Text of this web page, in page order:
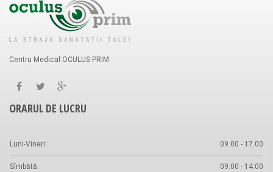
Centru Medical OCULUS PRIM
ORARUL DE LUCRU
Luni-Vineri: 09.00 - 17.00
Sîmbătă: 09.00 - 14.00